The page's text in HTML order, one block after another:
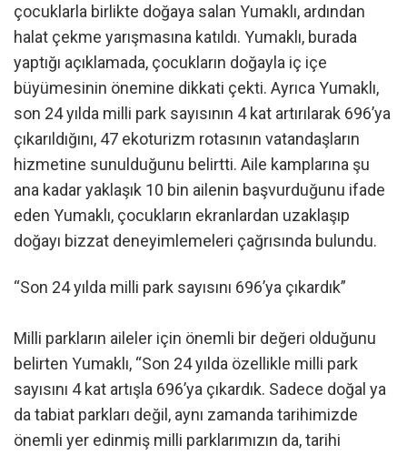
çocuklarla birlikte doğaya salan Yumaklı, ardından
halat çekme yarışmasına katıldı. Yumaklı, burada
yaptığı açıklamada, çocukların doğayla iç içe
büyümesinin önemine dikkati çekti. Ayrıca Yumaklı,
son 24 yılda milli park sayısının 4 kat artırılarak 696’ya
çıkarıldığını, 47 ekoturizm rotasının vatandaşların
hizmetine sunulduğunu belirtti. Aile kamplarına şu
ana kadar yaklaşık 10 bin ailenin başvurduğunu ifade
eden Yumaklı, çocukların ekranlardan uzaklaşıp
doğayı bizzat deneyimlemeleri çağrısında bulundu.
“Son 24 yılda milli park sayısını 696’ya çıkardık”
Milli parkların aileler için önemli bir değeri olduğunu
belirten Yumaklı, “Son 24 yılda özellikle milli park
sayısını 4 kat artışla 696’ya çıkardık. Sadece doğal ya
da tabiat parkları değil, aynı zamanda tarihimizde
önemli yer edinmiş milli parklarımızın da, tarihi